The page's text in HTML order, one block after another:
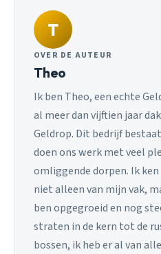
T
OVER DE AUTEUR
Theo
Ik ben Theo, een echte
al meer dan vijftien jaar
Geldrop. Dit bedrijf
doen ons werk met veel
omliggende dorpen. Ik
niet alleen van mijn vak,
ben opgegroeid en nog
straten in de kern tot de
bossen, ik heb er al van